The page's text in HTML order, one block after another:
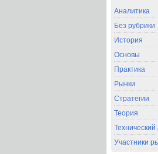
Аналитика
Без рубрики
История
Основы
Практика
Рынки
Стратегии
Теория
Участники